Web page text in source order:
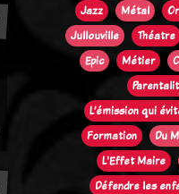
Jazz
Métal
Jullouville
Théatre
Epic
Métier
L’émission qui
Formation
Du
L'Effet Maire
Défendre les